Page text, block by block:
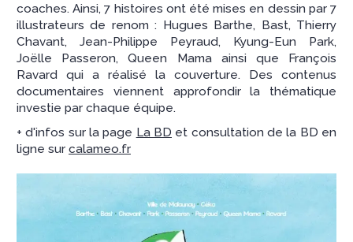
coaches. Ainsi, 7 histoires ont été mises en dessin par 7
illustrateurs de renom : Hugues Barthe, Bast, Thierry
Chavant, Jean-Philippe Peyraud, Kyung-Eun Park,
Joëlle Passeron, Queen Mama ainsi que François
Ravard qui a réalisé la couverture. Des contenus
documentaires viennent approfondir la thématique
investie par chaque équipe.
+ d'infos sur la page La BD et consultation de la BD en
ligne sur calameo.fr